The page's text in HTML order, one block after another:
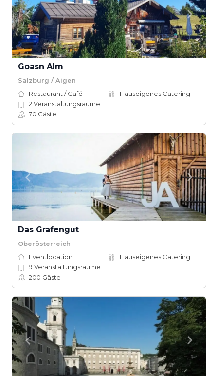
Goasn Alm
Salzburg / Aigen
Restaurant / Café
Hauseigenes Catering
2 Veranstaltungsräume
70 Gäste
Das Grafengut
Oberösterreich
Eventlocation
Hauseigenes Catering
9 Veranstaltungsräume
200 Gäste